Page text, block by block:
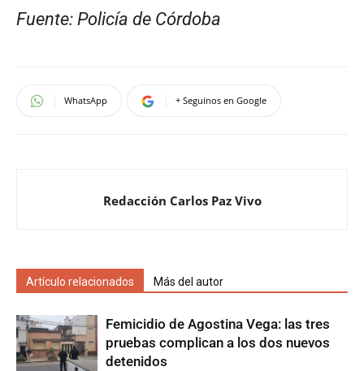
Fuente: Policía de Córdoba
WhatsApp + Seguinos en Google
Redacción Carlos Paz Vivo
Artículo relacionados Más del autor
Femicidio de Agostina Vega: las tres
pruebas complican a los dos nuevos
detenidos